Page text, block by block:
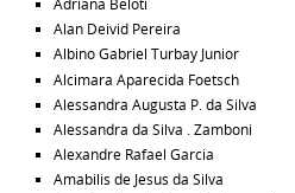
Adriana Beloti
Alan Deivid Pereira
Albino Gabriel Turbay Junior
Alcimara Aparecida Foetsch
Alessandra Augusta P. da Silva
Alessandra da Silva . Zamboni
Alexandre Rafael Garcia
Amabilis de Jesus da Silva